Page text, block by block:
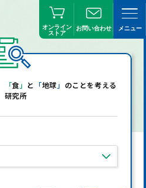
オンライン
ストア
お問い合わせ メニュー
「食 」 と 「地球 」 のことを考える
研究所